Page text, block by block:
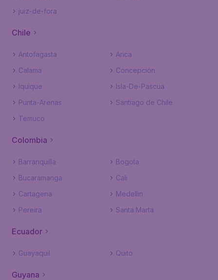
juiz-de-fora
Chile
Antofagasta
Arica
Calama
Concepción
Iquique
Isla-De-Pascua
Punta-Arenas
Santiago de Chile
Temuco
Colombia
Barranquilla
Bogota
Bucaramanga
Cali
Cartagena
Medellin
Pereira
Santa Marta
Ecuador
Guayaquil Quito
Guyana